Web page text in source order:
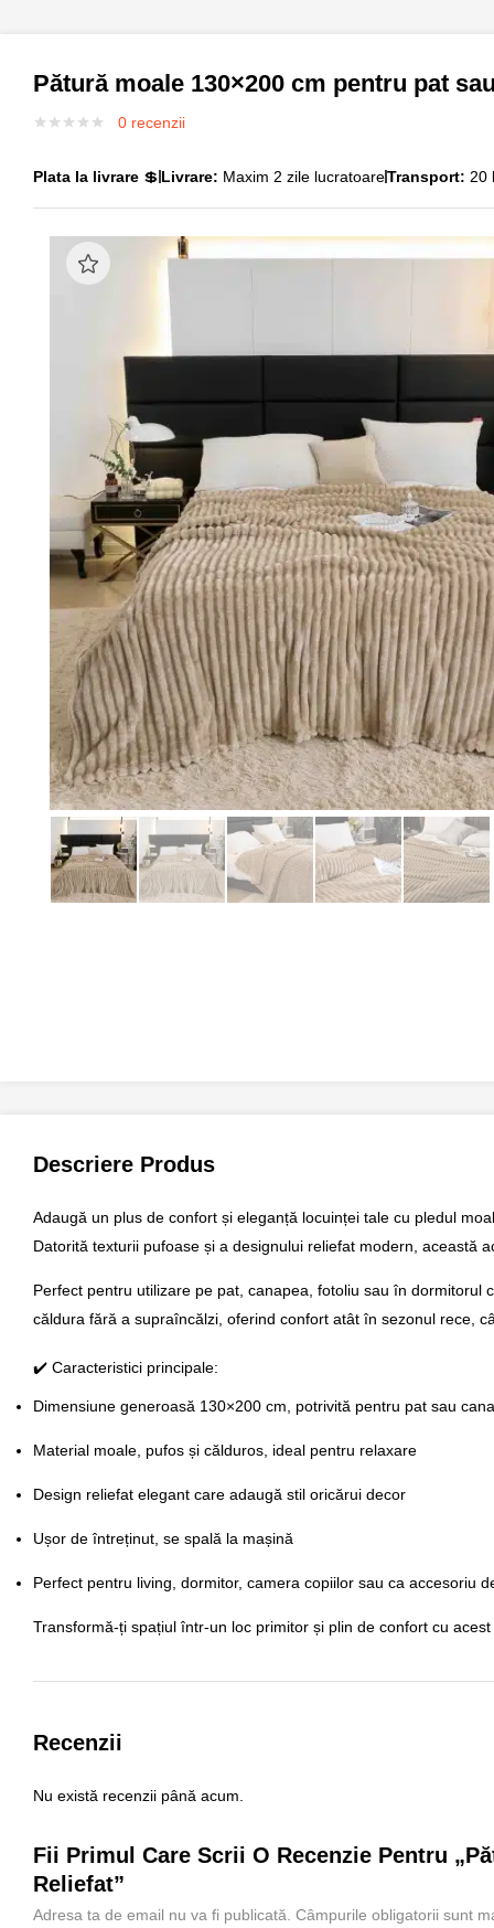
Pătură moale 130×200 cm pentru pat
0 recenzii
Plata la livrare 💲 Livrare: Maxim 2 zile lucratoareTransport: 20
Descriere Produs
Adaugă un plus de confort și eleganță locuinței tale cu pledul
Datorită texturii pufoase și a designului reliefat modern , această
Perfect pentru utilizare pe pat, canapea, fotoliu sau în dormitorul
căldura fără a supraîncălzi, oferind confort atât în sezonul rece,
✔️ Caracteristici principale:
Dimensiune generoasă 130×200 cm , potrivită pentru pat sau
Material moale, pufos și călduros , ideal pentru relaxare
Design reliefat elegant care adaugă stil oricărui decor
Ușor de întreținut, se spală la mașină
Perfect pentru living, dormitor, camera copiilor sau ca accesoriu
Transformă-ți spațiul într-un loc primitor și plin de confort cu acest
Recenzii
Nu există recenzii până acum.
Fii Primul Care Scrii O Recenzie Pentru
Reliefat”
Adresa ta de email nu va fi publicată. Câmpurile obligatorii sunt